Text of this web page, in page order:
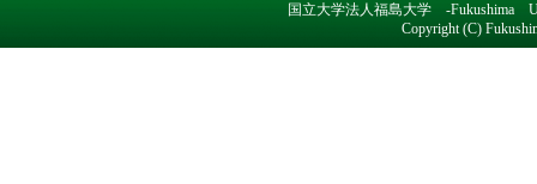
国立大学法人福島大学 -Fukushima
Copyright (C)